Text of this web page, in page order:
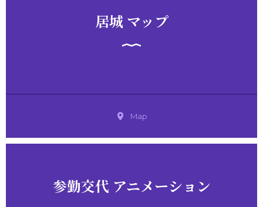
居城 マップ
Map
参勤交代 アニメーション